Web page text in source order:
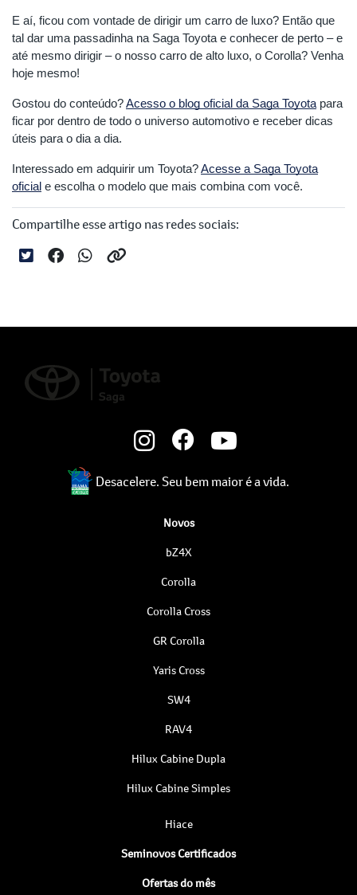
E aí, ficou com vontade de dirigir um carro de luxo? Então que
tal dar uma passadinha na Saga Toyota e conhecer de perto – e
até mesmo dirigir – o nosso carro de alto luxo, o Corolla? Venha
hoje mesmo!
Gostou do conteúdo?Acesso o blog oficial da Saga Toyota para
ficar por dentro de todo o universo automotivo e receber dicas
úteis para o dia a dia.
Interessado em adquirir um Toyota?Acesse a Saga Toyota
oficial e escolha o modelo que mais combina com você.
Compartilhe esse artigo nas redes sociais:
Desacelere. Seu bem maior é a vida.
Novos
bZ4X
Corolla
Corolla Cross
GR Corolla
Yaris Cross
SW4
RAV4
Hilux Cabine Dupla
Hilux Cabine Simples
Hiace
Seminovos Certificados
Ofertas do mês